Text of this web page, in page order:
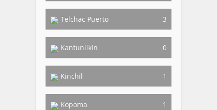
Telchac Puerto 3
Kantunilkin 0
Kinchil 1
Kopoma 1